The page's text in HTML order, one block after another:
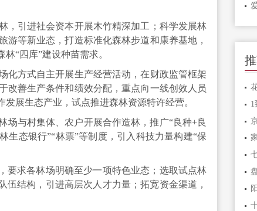
，引进社会资本开展木竹精深加工；科学发展林
等新业态，打造标准化森林步道和康养基地，
“四库”建设种苗需求。
化方式自主开展生产经营活动，在财政监管框架
改善生产条件和绩效分配，重点向一线创效人员
展生态产业，试点推进森林资源特许经营。
场与村集体、农户开展合作造林，推广“良种+良
生态银行”“林票”等制度，引入科技力量构建“保
要求各林场明确至少一项特色业态；选取试点林
结构，引进高层次人才力量；拓宽资金渠道，
1